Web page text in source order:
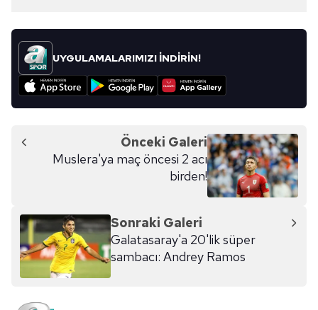
UYGULAMALARIMIZI İNDİRİN!
Önceki Galeri
Muslera'ya maç öncesi 2 acı
birden!
Sonraki Galeri
Galatasaray'a 20'lik süper
sambacı: Andrey Ramos